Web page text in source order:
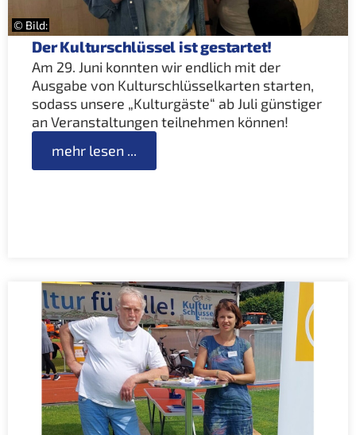
© Bild:
Der Kulturschlüssel ist gestartet!
Am 29. Juni konnten wir endlich mit der
Ausgabe von Kulturschlüsselkarten starten,
sodass unsere „Kulturgäste“ ab Juli günstiger
an Veranstaltungen teilnehmen können!
mehr lesen ...